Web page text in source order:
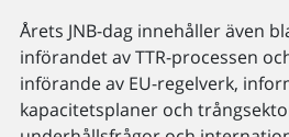
Årets JNB-dag innehåller även
införandet av TTR-processen
införande av EU-regelverk,
kapacitetsplaner och